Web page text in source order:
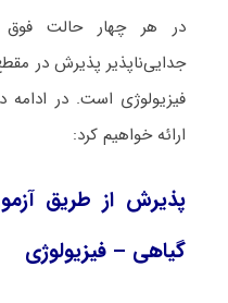
در هر چهار حالت فوق
جدایی‌ناپذیر پذیرش در
فیزیولوژی است. در ادامه
ارائه خواهیم کرد:
پذیرش از طریق
گیاهی – فیزیولوژی